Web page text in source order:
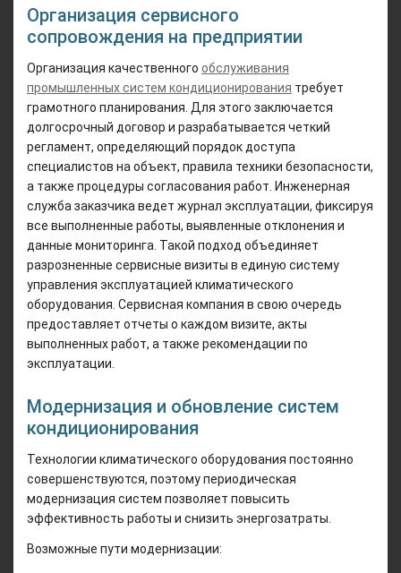
Организация сервисного
сопровождения на предприятии
Организация качественного обслуживания
промышленных систем кондиционирования требует
грамотного планирования. Для этого заключается
долгосрочный договор и разрабатывается четкий
регламент, определяющий порядок доступа
специалистов на объект, правила техники безопасности,
а также процедуры согласования работ. Инженерная
служба заказчика ведет журнал эксплуатации, фиксируя
все выполненные работы, выявленные отклонения и
данные мониторинга. Такой подход объединяет
разрозненные сервисные визиты в единую систему
управления эксплуатацией климатического
оборудования. Сервисная компания в свою очередь
предоставляет отчеты о каждом визите, акты
выполненных работ, а также рекомендации по
эксплуатации.
Модернизация и обновление систем
кондиционирования
Технологии климатического оборудования постоянно
совершенствуются, поэтому периодическая
модернизация систем позволяет повысить
эффективность работы и снизить энергозатраты.
Возможные пути модернизации: